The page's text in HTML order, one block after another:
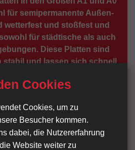
für semiperma­nente Außen­
wetterfest und stoßfest und
für städtische als auch
Diese Platten sind
stabil und lassen sich schnell
zu gewährleisten.
– Farben mit hoher
Wirkung
Cookies
Cookies, um zu
Besucher kommen.
dabei, die Nutzer­erfahrung
Website weiter zu